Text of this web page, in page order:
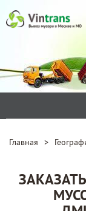
Главная >